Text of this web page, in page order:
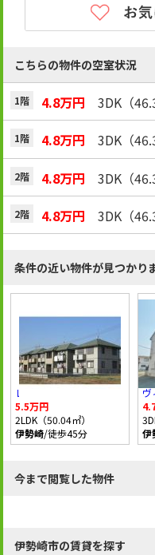
こちらの物件の空室状況
1階 4.8万円 3DK（
1階 4.8万円 3DK（
2階 4.8万円 3DK（
2階 4.8万円 3DK（
条件の近い物件が見つかり
レジデンスみなみ
5.5万円
2LDK（50.04㎡）
伊勢崎/徒歩45分
ヴ
伊
今まで閲覧した物件
伊勢崎市の賃貸を探す